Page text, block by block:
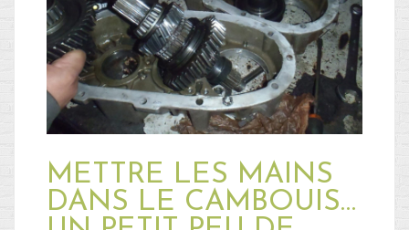
METTRE LES MAINS
DANS LE CAMBOUIS…